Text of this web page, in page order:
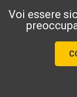
Voi essere